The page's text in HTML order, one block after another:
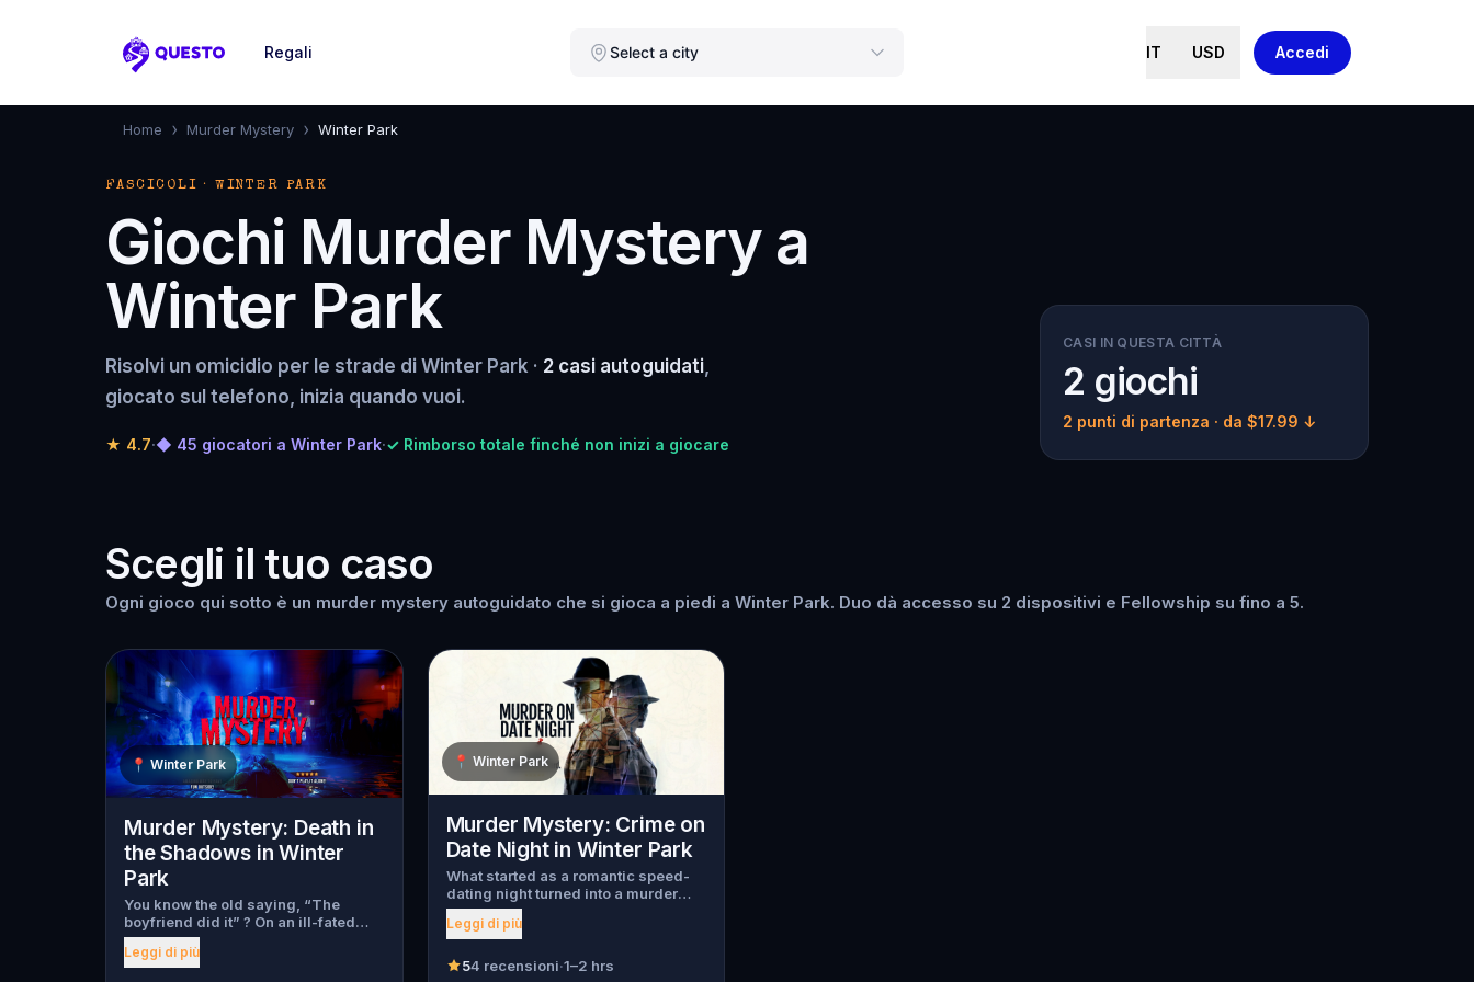
Questo
Select a city
Regali IT USD Accedi
Home › Murder Mystery › Winter Park
FASCICOLI · WINTER PARK
Giochi Murder Mystery a
Winter Park
Risolvi un omicidio per le strade di Winter Park · 2 casi autoguidati,
giocato sul telefono, inizia quando vuoi.
★ 4.7·◆ 45 giocatori a Winter Park·✓ Rimborso totale finché non inizi a giocare
CASI IN QUESTA CITTÀ
2 giochi
2 punti di partenza · da $17.99 ↓
Scegli il tuo caso
Ogni gioco qui sotto è un murder mystery autoguidato che si gioca a piedi a Winter Park. Duo dà accesso su 2 dispositivi e Fellowship su fino a 5.
📍 Winter Park
Murder Mystery: Death in
the Shadows in Winter
Park
You know the old saying, “The
boyfriend did it” ? On an ill-fated
night, love goes terribly wrong for
Bella Wanderlust and Walter Bridges
Leggi di più
📍 Winter Park
Murder Mystery: Crime on
Date Night in Winter Park
What started as a romantic speed-
dating night turned into a murder
mystery. Just as introductions
begin, a chilling scream tears
has been murdered , and the killer
Leggi di più
54 recensioni·1–2 hrs